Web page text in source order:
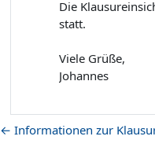
Die
statt.
Viele Grüße,
Johannes
← Informationen zur